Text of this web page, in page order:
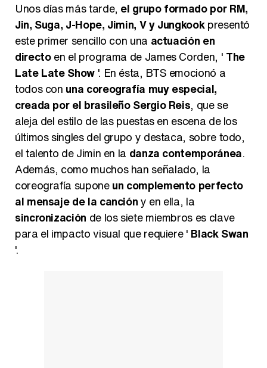
Unos días más tarde, el grupo formado por RM,
Jin, Suga, J-Hope, Jimin, V y Jungkookpresentó
este primer sencillo con una actuación en
directoen el programa de James Corden, ' The
Late Late Show'. En ésta, BTS emocionó a
todos con una coreografía muy especial,
creada por el brasileño Sergio Reis, que se
aleja del estilo de las puestas en escena de los
últimos singles del grupo y destaca, sobre todo,
el talento de Jimin en la danza contemporánea.
Además, como muchos han señalado, la
coreografía suponeun complemento perfecto
al mensaje de la cancióny en ella, la
sincronización de los siete miembros es clave
para el impacto visual que requiere ' Black Swan
'.